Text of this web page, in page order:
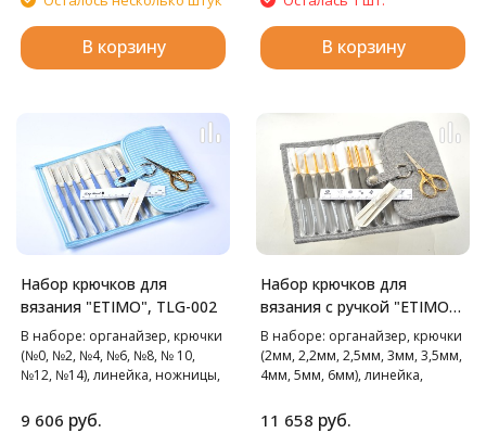
В корзину В корзину
Набор крючков для
вязания "ETIMO", TLG-002
В наборе: органайзер, крючки
(№0, №2, №4, №6, №8, № 10,
№12, №14), линейка, ножницы,
9 606 руб.
Набор крючков для
вязания с ручкой "ETIMO"
Tulip
В наборе: органайзер, крючки
(2мм, 2,2мм, 2,5мм, 3мм, 3,5мм,
4мм, 5мм, 6мм), линейка,
для пряжи 2шт.
11 658 руб.